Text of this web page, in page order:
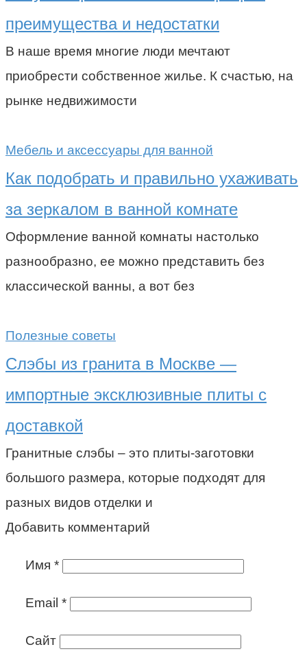
преимущества и недостатки
В наше время многие люди мечтают
приобрести собственное жилье. К счастью, на
рынке недвижимости
Мебель и аксессуары для ванной
Как подобрать и правильно ухаживать
за зеркалом в ванной комнате
Оформление ванной комнаты настолько
разнообразно, ее можно представить без
классической ванны, а вот без
Полезные советы
Слэбы из гранита в Москве —
импортные эксклюзивные плиты с
доставкой
Гранитные слэбы – это плиты-заготовки
большого размера, которые подходят для
разных видов отделки и
Добавить комментарий
Имя *
Email *
Сайт